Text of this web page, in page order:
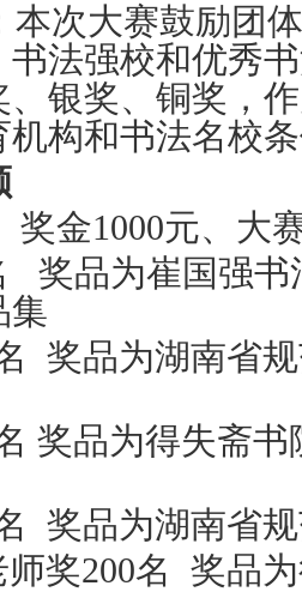
本次大赛鼓励团
书法强校和优秀
银奖、铜奖，
构和书法名校
奖金1000元、大
奖品为崔国强
集
奖品为湖南省
奖品为得失斋书
奖品为湖南省
奖200名
奖品